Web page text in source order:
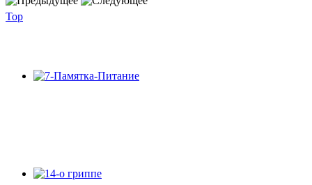
Top